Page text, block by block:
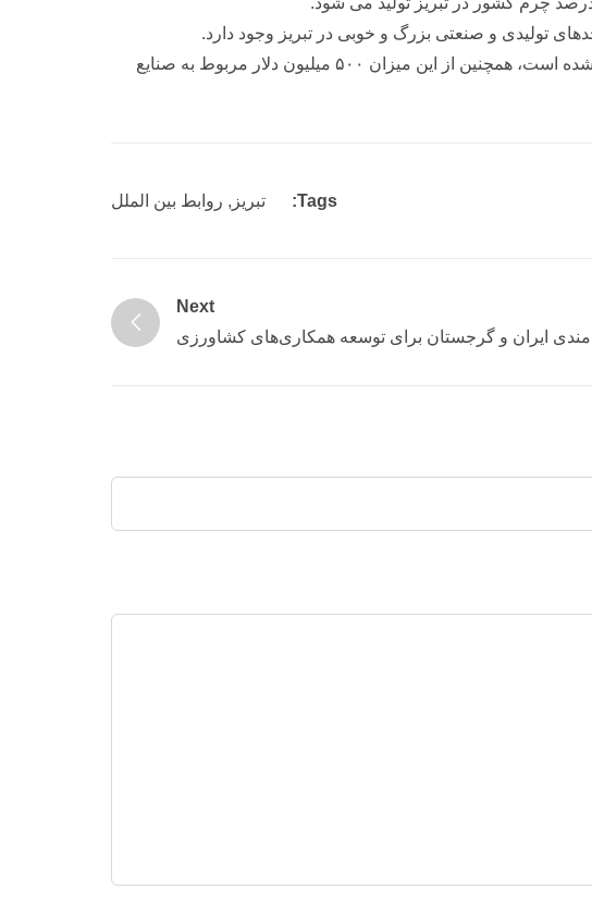
تولیدی و صنعتی بزرگ و خوبی در تبریز وجود دارد.
خدابخش ادامه داد: ۲ میلیارد و ۴۰۰ دلار صادرات از آذربایجان شرقی به کشورهای مختلف طی سال ۹۶ انجام شده است، همچنین از این میزان ۵۰۰ میلیون دلار مربوط به صنایع
Tags: تبریز , روابط بین الملل
Next
ایران و گرجستان برای توسعه همکاری‌های کشاورزی